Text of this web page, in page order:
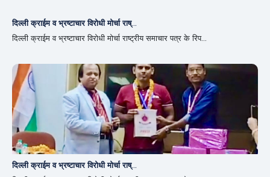
दिल्ली क्राईम व भ्रष्टाचार विरोधी मोर्चा राष्...
दिल्ली क्राईम व भ्रष्टाचार विरोधी मोर्चा राष्ट्रीय समाचार पत्र के रिप...
दिल्ली क्राईम व भ्रष्टाचार विरोधी मोर्चा राष्...